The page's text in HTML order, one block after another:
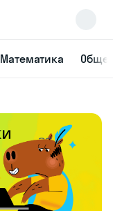
Математика